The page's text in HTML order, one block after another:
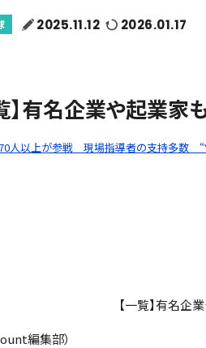
2025.11.12 2026.01.17
】有名企業や起業
人以上が参戦 現場指導者の支持多数
【一覧】有名
編集部）